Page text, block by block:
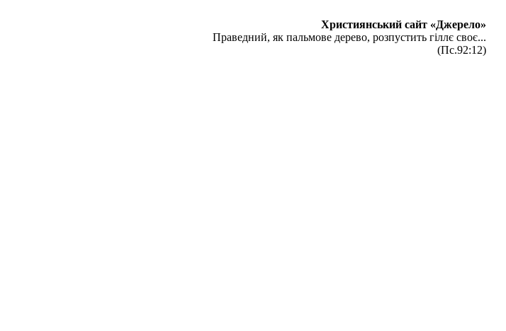
Християнський сайт «Джерело»
Праведний, як пальмове дерево, розпустить гіллє своє...
(Пс.92:12)